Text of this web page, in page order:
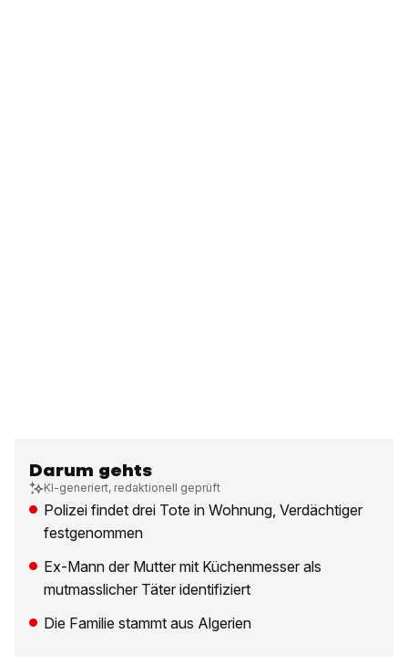
Darum gehts
KI-generiert, redaktionell geprüft
Polizei findet drei Tote in Wohnung, Verdächtiger
festgenommen
Ex-Mann der Mutter mit Küchenmesser als
mutmasslicher Täter identifiziert
Die Familie stammt aus Algerien